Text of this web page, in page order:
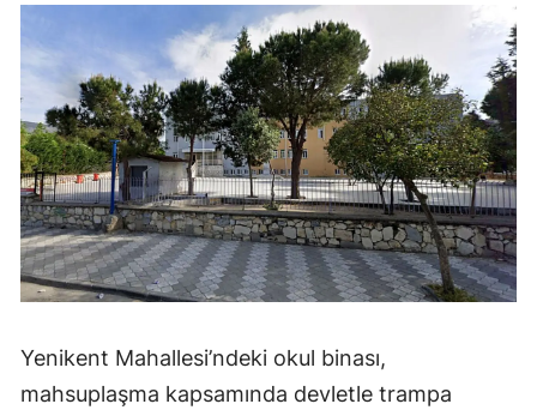
Yenikent Mahallesi’ndeki okul binası,
mahsuplaşma kapsamında devletle trampa